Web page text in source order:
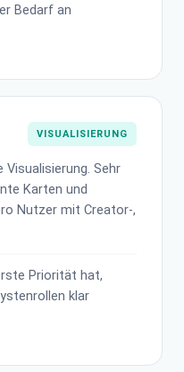
Bedarf an
VISUALISIERUNG
Sehr
Karten und
Nutzer mit Creator-,
Priorität hat,
klar